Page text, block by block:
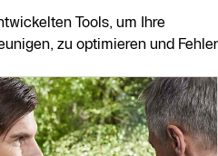
Tools, um Ihre
zu optimieren und Fehler